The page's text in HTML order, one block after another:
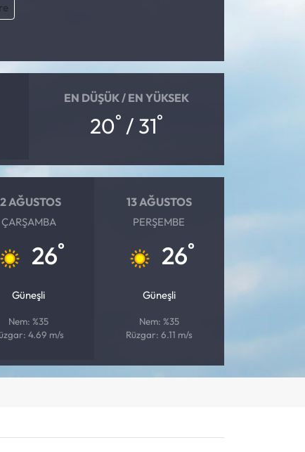
EN DÜŞÜK / EN YÜKSEK
20° / 31°
AĞUSTOS
ÇARŞAMBA
26°
Güneşli
Nem: %35
4.69 m/s
13 AĞUSTOS
PERŞEMBE
26°
Güneşli
Nem: %35
Rüzgar: 6.11 m/s